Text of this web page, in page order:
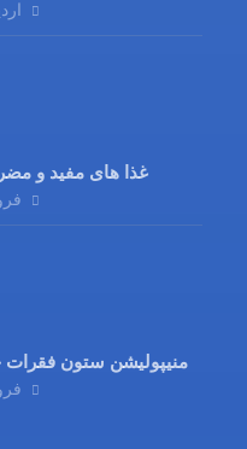
غذا های مفید و
منیپولیشن ستون